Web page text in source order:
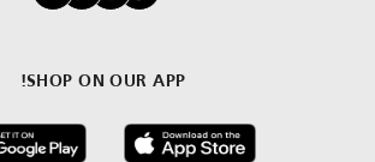
SHOP ON OUR APP!